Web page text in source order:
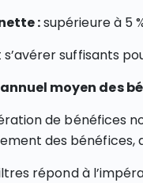
:supérieure à 5
suffisants
moyen des
de bénéfices
des bénéfices,
répond à